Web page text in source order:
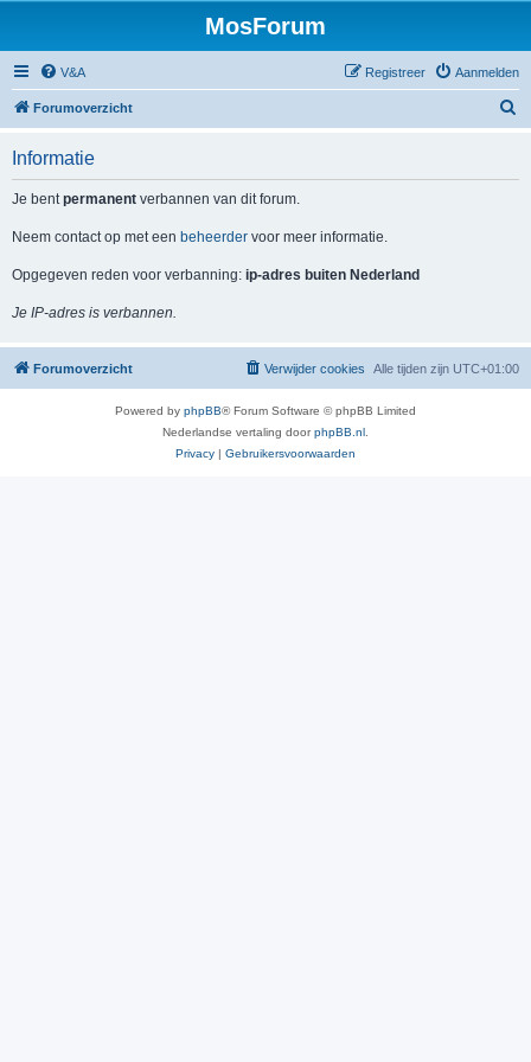
MosForum
V&A Aanmelden
Registreer
Forumoverzicht
Informatie
Je bentpermanent verbannen van dit forum.
Neem contact op met een beheerder voor meer informatie.
Opgegeven reden voor verbanning: ip-adres buiten Nederland
Je IP-adres is verbannen.
Forumoverzicht Alle tijden zijn UTC+01:00
Verwijder cookies
Powered by phpBB® Forum Software © phpBB Limited
Nederlandse vertaling doorphpBB.nl
Privacy | Gebruikersvoorwaarden